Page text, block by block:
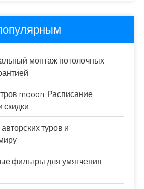
монтаж потолочных
mooon. Расписание
туров и
фильтры для умягчения